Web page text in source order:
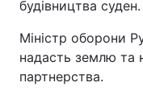
будівництва суден.
Міністр оборони
надасть землю та
партнерства.